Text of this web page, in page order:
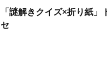
「謎解きクイズ×折り紙
セ